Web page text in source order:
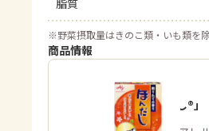
※野菜摂取量はきのこ類・いも類を
商品情報
「ほんだし®」